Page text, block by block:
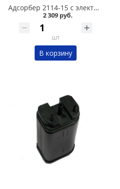
Адсорбер 2114-15 с электропедалью в Кургане
2 309 руб.
шт
В корзину